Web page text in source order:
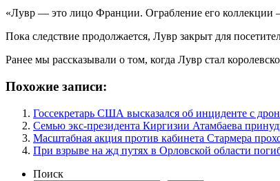
«Лувр — это лицо Франции. Ограбление его коллекции
Пока следствие продолжается, Лувр закрыт для
Ранее мы рассказывали о том, когда Лувр стал
Похожие записи:
Госсекретарь США высказался об инциденте с
Семью экс-президента Киргизии Атамбаева
Масштабная акция против кабинета Стармера
При взрыве на жд путях в Орловской области
Поиск